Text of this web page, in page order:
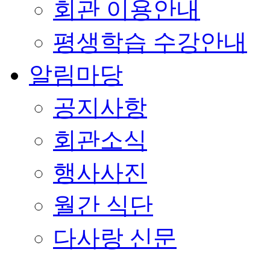
회관 이용안내
평생학습 수강안내
알림마당
공지사항
회관소식
행사사진
월간 식단
다사랑 신문